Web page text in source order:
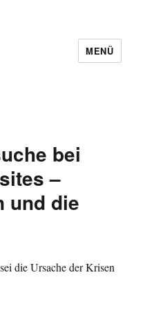
MENÜ
bei
–
und die
die Ursache der Krisen